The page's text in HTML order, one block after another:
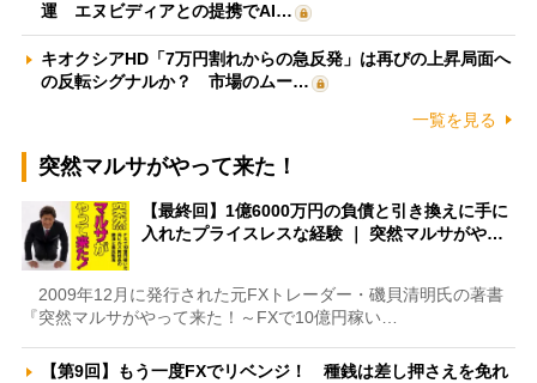
運 エヌビディアとの提携でAI…
キオクシアHD「7万円割れからの急反発」は再びの上昇局面へ
の反転シグナルか？ 市場のムー…
一覧を見る
突然マルサがやって来た！
【最終回】1億6000万円の負債と引き換えに手に
入れたプライスレスな経験 ｜ 突然マルサがや…
2009年12月に発行された元FXトレーダー・磯貝清明氏の著書
『突然マルサがやって来た！～FXで10億円稼い…
【第9回】もう一度FXでリベンジ！ 種銭は差し押さえを免れ